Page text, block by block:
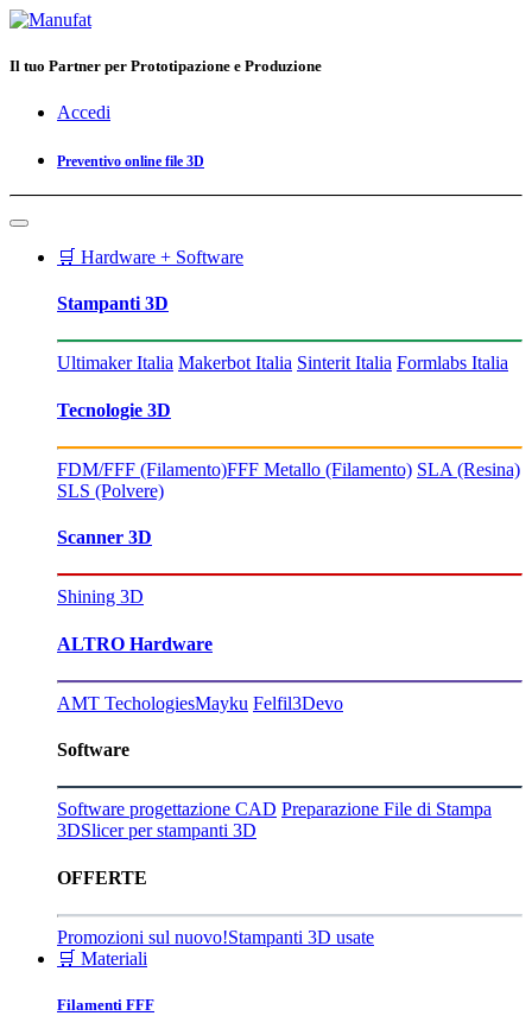
Il tuo Partner per Prototipazione e Produzione
Accedi
Preventivo online file 3D
🛒 Hardware + Software
Stampanti 3D
Ultimaker Italia Makerbot Italia Sinterit Italia Formlabs Italia
Tecnologie 3D
FDM/FFF (Filamento)FFF Metallo (Filamento) SLA (Resina)
SLS (Polvere)
Scanner 3D
Shining 3D
ALTRO Hardware
AMT TechologiesMayku Felfil3Devo
Software
Software progettazione CAD Preparazione File di Stampa
3DSlicer per stampanti 3D
OFFERTE
Promozioni sul nuovo!Stampanti 3D usate
🛒 Materiali
Filamenti FFF